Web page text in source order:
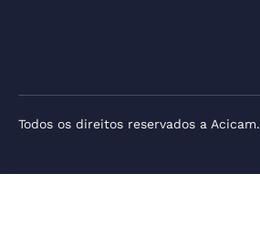
Todos os direitos reservados a Acicam.